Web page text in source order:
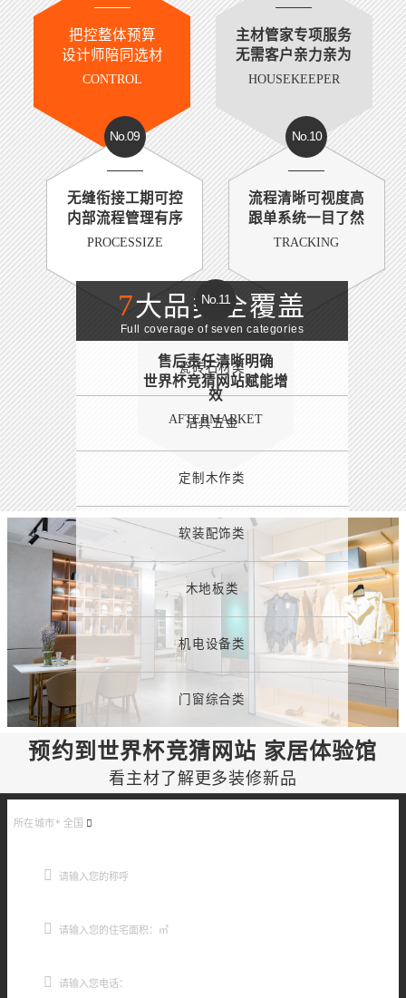
把控整体预算
设计师陪同选材
CONTROL
主材管家专项服务
无需客户亲力亲为
HOUSEKEEPER
No.09
无缝衔接工期可控
内部流程管理有序
PROCESSIZE
No.10
流程清晰可视度高
跟单系统一目了然
TRACKING
No.11
售后责任清晰明确
世界杯竞猜网站赋能增
效
AFTERMARKET
7大品类全覆盖
Full coverage of seven categories
瓷砖石材类
洁具五金
定制木作类
软装配饰类
木地板类
机电设备类
门窗综合类
预约到世界杯竞猜网站 家居体验馆
看主材了解更多装修新品
所在城市* 全国